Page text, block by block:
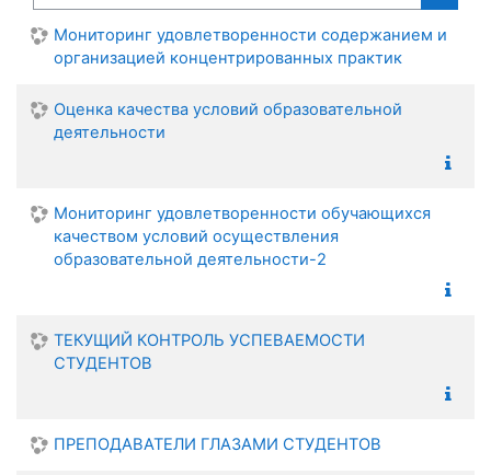
Поиск
Мониторинг удовлетворенности содержанием и
организацией концентрированных практик
Оценка качества условий образовательной
деятельности
Мониторинг удовлетворенности обучающихся
качеством условий осуществления
образовательной деятельности-2
ТЕКУЩИЙ КОНТРОЛЬ УСПЕВАЕМОСТИ
СТУДЕНТОВ
ПРЕПОДАВАТЕЛИ ГЛАЗАМИ СТУДЕНТОВ